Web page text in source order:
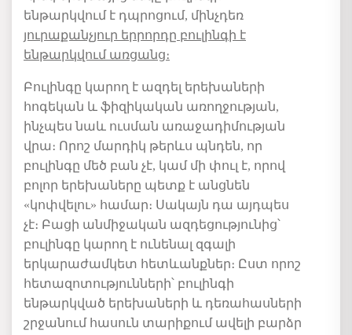
ենթարկվում է դպրոցում, մինչդեռ
յուրաքանչյուր երրորդը բուլինգի է
ենթարկվում առցանց։
Բուլինգը կարող է ազդել երեխաների
հոգեկան և ֆիզիկական առողջության,
ինչպես նաև ուսման առաջադիմության
վրա։ Որոշ մարդիկ թերևս պնդեն, որ
բուլինգը մեծ բան չէ, կամ մի փուլ է, որով
բոլոր երեխաները պետք է անցնեն
«կոփվելու» համար։ Սակայն դա այդպես
չէ։ Բացի անմիջական ազդեցությունից՝
բուլինգը կարող է ունենալ զգալի
երկարաժամկետ հետևանքներ։ Ըստ որոշ
հետազոտություններ ի՝ բուլինգի
ենթարկված երեխաների և դեռահասների
շրջանում հասուն տարիքում ավելի բարձր